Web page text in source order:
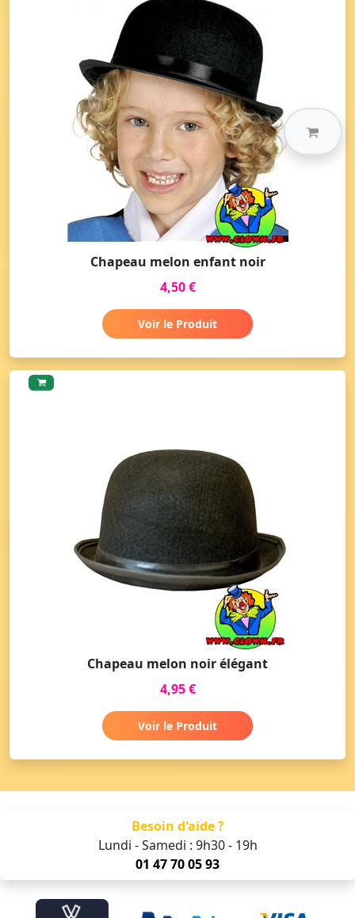
Chapeau melon enfant noir
4,50 €
Voir le Produit
Chapeau melon noir élégant
4,95 €
Voir le Produit
Besoin d'aide ?
Lundi - Samedi : 9h30 - 19h
01 47 70 05 93